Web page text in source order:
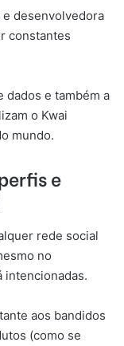
desenvolvedora
constantes
dados e também a
o Kwai
mundo.
e
rede social
no
intencionadas.
aos bandidos
(como se